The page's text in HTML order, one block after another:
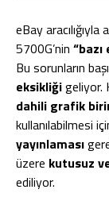
eBay
5700G’nin
Bu sorunların
eksikliğigeliyor.
dahili grafik
kullanılabilmesi
yayınlaması
üzere kutusuz
ediliyor.